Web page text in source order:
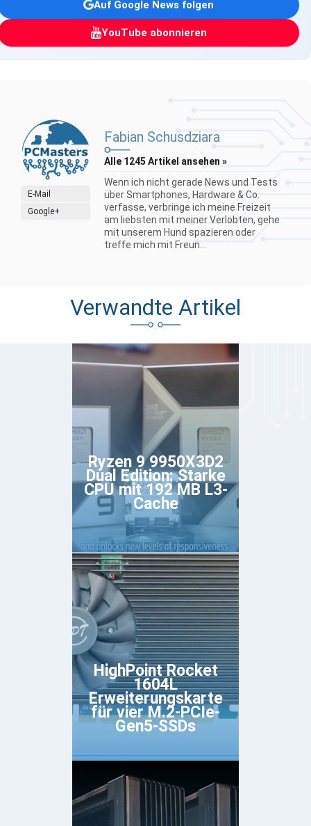
Auf Google News folgen
YouTube abonnieren
E-Mail
Google+
Fabian Schusdziara
Alle 1245 Artikel ansehen »
Wenn ich nicht gerade News und Tests
über Smartphones, Hardware & Co.
verfasse, verbringe ich meine Freizeit
am liebsten mit meiner Verlobten, gehe
mit unserem Hund spazieren oder
treffe mich mit Freun...
Verwandte Artikel
Ryzen 9 9950X3D2
Dual Edition: Starke
CPU mit 192 MB L3-
Cache
HighPoint Rocket
1604L
Erweiterungskarte
für vier M.2-PCIe-
Gen5-SSDs